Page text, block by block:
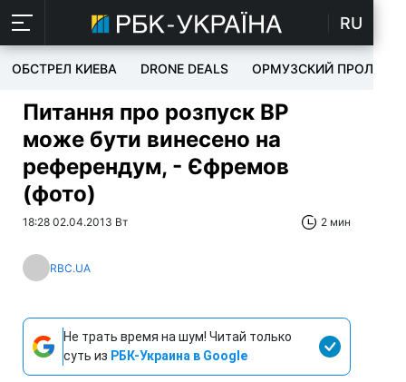
RU
ОБСТРЕЛ КИЕВА DRONE DEALS ОРМУЗСКИЙ ПРОЛИВ
Питання про розпуск ВР
може бути винесено на
референдум, - Єфремов
(фото)
18:28 02.04.2013 Вт 2 мин
RBC.UA
Не трать время на шум! Читай только
суть из РБК-Украина в Google